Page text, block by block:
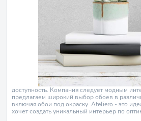
доступность. Компания следует модным
предлагаем широкий выбор обоев в
включая обои под окраску. Ateliero - это
хочет создать уникальный интерьер по